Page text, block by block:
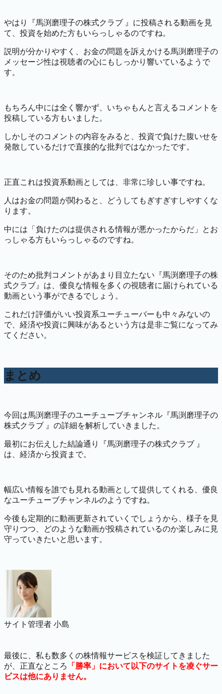
やはり
『馬渕磨理子の株式クラブ 』に投稿される動画を見
て、投資を始めた方もいらっしゃるのですね。
説明が分かりやすく、お金の問題を訴えかける馬渕磨理子の
メッセージ性は視聴者の心にもしっかり響いているようで
す。
もちろん中には全く響かず、いちゃもんと言えるコメントを
投稿している方もいました。
しかしそのコメントの内容をみると、投資で負けた腹いせを
発散しているだけで直接的な批判ではなかったです。
正直これは投資系動画としては、非常に珍しい事ですね。
人はお金の問題が関わると、どうしてもぎすぎすしやすくな
ります。
中には「負けたのは提供される情報が悪かったからだ」とお
っしゃる方もいらっしゃるのですね。
そのため批判コメントがあまり目立たない『馬渕磨理子の株
式クラブ』は、優良な情報を多くの視聴者に届けられている
動画という事ができるでしょう。
これだけ評価がいい投資系ユーチューバーも中々みないの
で、経済や投資に興味があるという方は是非ご覧になってみ
てください。
まとめ
今回は馬渕磨理子のユーチューブチャンネル『馬渕磨理子の
株式クラブ 』の詳細を解析していきました。
最初にお伝えした結論通り『馬渕磨理子の株式クラブ 』
は、経済から投資まで。
幅広い情報を誰でも見れる動画として提供してくれる、優良
なユーチューブチャンネルのようですね。
今後も定期的に動画更新されていくでしょうから、様子を見
守りつつ、どのような動画が投稿されているのか楽しみに見
守っていきたいと思います。
サイト管理者 小島
最後に、私も数多くの株情報サービスを検証してきました
が、正直なところ
「勝率」において以下のサイトを凌ぐサー
ビスは他にありません。